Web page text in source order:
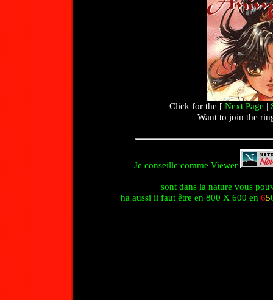
Click for the [ Next Page |
Want to join the
Je conseille comme Viewer
sont dans la nature vous
ha aussi il faut être en 800 X 600 en 65